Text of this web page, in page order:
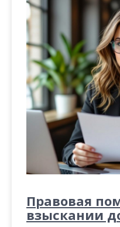
Правовая
взыскании